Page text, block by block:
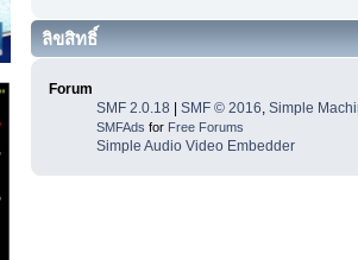
ลิขสิทธิ์
Forum
SMF 2.0.18 | SMF © 2016 Simple
SMFAds for Free Forums
Simple Audio Video Embedder